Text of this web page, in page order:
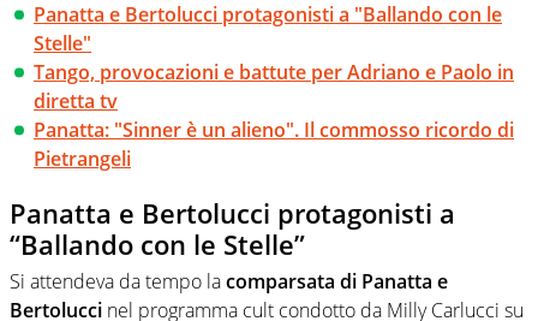
Panatta e Bertolucci protagonisti a "Ballando con le
Stelle"
Tango, provocazioni e battute per Adriano e Paolo in
diretta tv
Panatta: "Sinner è un alieno". Il commosso ricordo di
Pietrangeli
Panatta e Bertolucci protagonisti a
“Ballando con le Stelle”
Si attendeva da tempo lacomparsata di Panatta e
Bertolucci nel programma cult condotto da Milly Carlucci su